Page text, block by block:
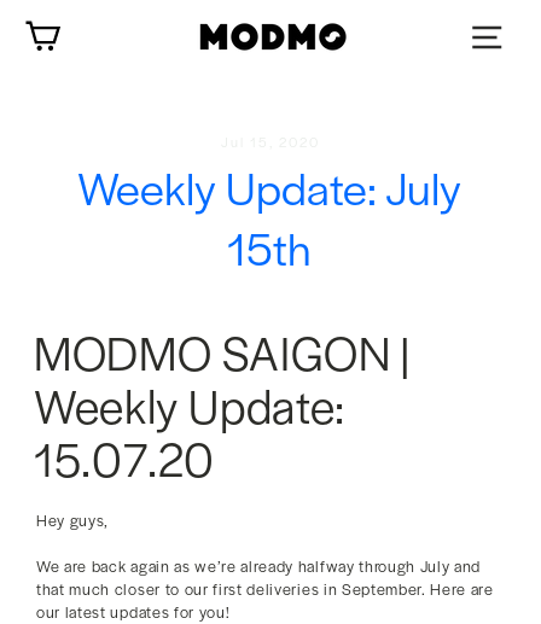
content
Weekly Update: July
15th
MODMO SAIGON |
Weekly Update:
15.07.20
Hey guys,
We are back again as we’re already halfway through July and
that much closer to our first deliveries in September. Here are
our latest updates for you!